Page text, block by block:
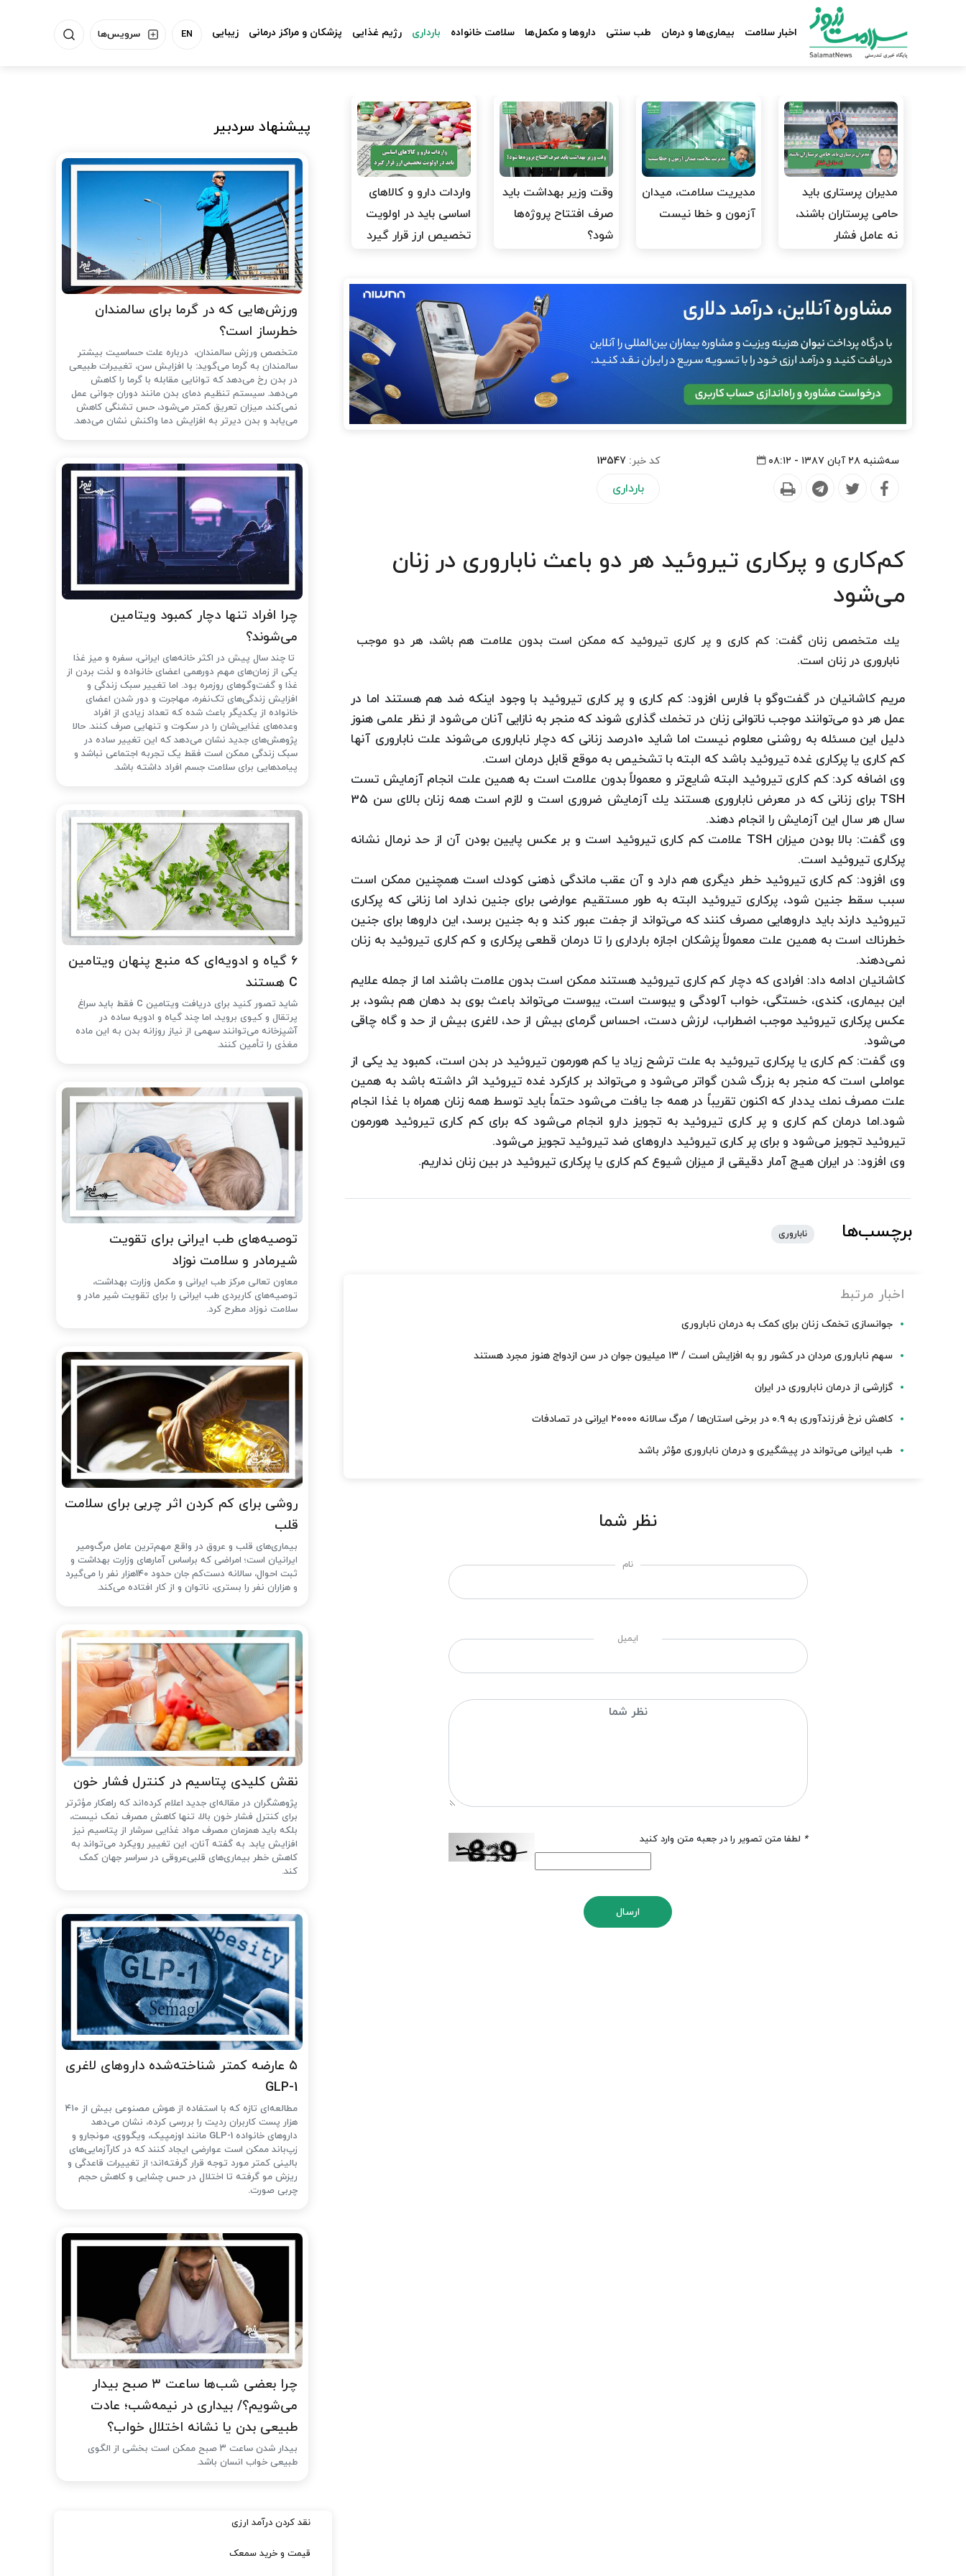
سرویس‌ها EN اخبار سلامت بیماری‌ها و درمان طب سنتی داروها و مکمل‌ها سلامت خانواده بارداری رژیم غذایی پزشکان و مراکز درمانی زیبایی
مدیران پرستاری باید
حامی پرستاران باشند،
نه عامل فشار
مدیریت سلامت، میدان
آزمون و خطا نیست
وقت وزیر بهداشت باید
صرف افتتاح پروژه‌ها
شود؟
واردات دارو و کالاهای
اساسی باید در اولویت
تخصیص ارز قرار گیرد
سه‌شنبه ۲۸ آبان ۱۳۸۷ - ۰۸:۱۲ کد خبر:13547
بارداری
كم‌كاری و پركاری تیروئید هر دو باعث ناباروری در زنان
می‌شود
یك متخصص زنان گفت: كم كاری و پر كاری تیروئید كه ممكن است بدون علامت هم باشد، هر دو موجب
ناباروری در زنان است.
مریم كاشانیان در گفت‌وگو با فارس افزود: كم كاری و پر كاری تیروئید با وجود اینكه ضد هم هستند اما در
عمل هر دو می‌توانند موجب ناتوانی زنان در تخمك گذاری شوند كه منجر به نازایی آنان می‌شود از نظر علمی هنوز
دلیل این مسئله به روشنی معلوم نیست اما شاید 10درصد زنانی كه دچار ناباروری می‌شوند علت ناباروری آنها
كم كاری یا پركاری غده تیروئید باشد كه البته با تشخیص به موقع قابل درمان است.
وی اضافه كرد: كم كاری تیروئید البته شایع‌تر و معمولاً بدون علامت است به همین علت انجام آزمایش تست
TSH برای زنانی كه در معرض ناباروری هستند یك آزمایش ضروری است و لازم است همه زنان بالای سن 35
سال هر سال این آزمایش را انجام دهند.
وی گفت: بالا بودن میزان TSH علامت كم كاری تیروئید است و بر عكس پایین بودن آن از حد نرمال نشانه
پركاری تیروئید است.
وی افزود: كم كاری تیروئید خطر دیگری هم دارد و آن عقب ماندگی ذهنی كودك است همچنین ممكن است
سبب سقط جنین شود، پركاری تیروئید البته به طور مستقیم عوارضی برای جنین ندارد اما زنانی كه پركاری
تیروئید دارند باید داروهایی مصرف كنند كه می‌تواند از جفت عبور كند و به جنین برسد، این داروها برای جنین
خطرناك است به همین علت معمولاً پزشكان اجازه بارداری را تا درمان قطعی پركاری و كم كاری تیروئید به زنان
نمی‌دهند.
كاشانیان ادامه داد:‌ افرادی كه دچار كم كاری تیروئید هستند ممكن است بدون علامت باشند اما از جمله علایم
این بیماری، كندی، خستگی، خواب آ‌لودگی و یبوست است، یبوست می‌تواند باعث بوی بد دهان هم بشود،‌ بر
عكس پركاری تیروئید موجب اضطراب، لرزش دست، احساس گرمای بیش از حد، لاغری بیش از حد و گاه چاقی
می‌شود.
وی گفت: كم كاری یا پركاری تیروئید به علت ترشح زیاد یا كم هورمون تیروئید در بدن است، كمبود ید یكی از
عواملی است كه منجر به بزرگ شدن گواتر می‌شود و می‌تواند بر كاركرد غده تیروئید اثر داشته باشد به همین
علت مصرف نمك یددار كه اكنون تقریباً در همه جا یافت می‌شود حتماً باید توسط همه زنان همراه با غذا انجام
شود.اما درمان كم كاری و پر كاری تیروئید به تجویز دارو انجام می‌شود كه برای كم كاری تیروئید هورمون
تیروئید تجویز می‌شود و برای پر كاری تیروئید داروهای ضد تیروئید تجویز می‌شود.
وی افزود: در ایران هیچ آمار دقیقی از میزان شیوع كم كاری یا پركاری تیروئید در بین زنان نداریم.
برچسب‌ها ناباروری
اخبار مرتبط
جوانسازی تخمک زنان برای کمک به درمان ناباروری
سهم ناباروری مردان در کشور رو به افزایش است / ۱۳ میلیون جوان در سن ازدواج هنوز مجرد هستند
گزارشی از درمان ناباروری در ایران
کاهش نرخ فرزندآوری به ۰.۹ در برخی استان‌ها / مرگ سالانه ۲۰۰۰۰ ایرانی در تصادفات
طب ایرانی می‌تواند در پیشگیری و درمان ناباروری مؤثر باشد
نظر شما
نام
ایمیل
* لطفا متن تصویر را در جعبه متن وارد کنید
ارسال
پیشنهاد سردبیر
ورزش‌هایی که در گرما برای سالمندان
خطرساز است؟
متخصص ورزش سالمندان، درباره علت حساسیت بیشتر
سالمندان به گرما می‌گوید: با افزایش سن، تغییرات طبیعی
در بدن رخ می‌دهد که توانایی مقابله با گرما را کاهش
می‌دهد. سیستم تنظیم دمای بدن مانند دوران جوانی عمل
نمی‌کند، میزان تعریق کمتر می‌شود، حس تشنگی کاهش
می‌یابد و بدن دیرتر به افزایش دما واکنش نشان می‌دهد.
چرا افراد تنها دچار کمبود ویتامین
می‌شوند؟
تا چند سال پیش در اکثر خانه‌های ایرانی، سفره و میز غذا
یکی از زمان‌های مهم دورهمی اعضای خانواده و لذت بردن از
غذا و گفت‌وگوهای روزمره بود. اما تغییر سبک زندگی و
افزایش زندگی‌های تک‌نفره، مهاجرت و دور شدن اعضای
خانواده از یکدیگر باعث شده که تعداد زیادی از افراد
وعده‌های غذایی‌شان را در سکوت و تنهایی صرف کنند. حالا
پژوهش‌های جدید نشان می‌دهد که این تغییر ساده در
سبک زندگی ممکن است فقط یک تجربه اجتماعی نباشد و
پیامدهایی برای سلامت جسم افراد داشته باشد.
۶ گیاه و ادویه‌ای که منبع پنهان ویتامین
C هستند
شاید تصور کنید برای دریافت ویتامین C فقط باید سراغ
پرتقال و کیوی بروید، اما چند گیاه و ادویه ساده در
آشپزخانه می‌توانند سهمی از نیاز روزانه بدن به این ماده
مغذی را تأمین کنند.
توصیه‌های طب ایرانی برای تقویت
شیرمادر و سلامت نوزاد
معاون تعالی مرکز طب ایرانی و مکمل وزارت بهداشت،
توصیه‌های کاربردی طب ایرانی را برای تقویت شیر مادر و
سلامت نوزاد مطرح کرد.
روشی برای کم کردن اثر چربی برای سلامت
قلب
بیماری‌های قلب و عروق در واقع مهم‌ترین عامل مرگ‌ومیر
ایرانیان است؛ امراضی که براساس آمارهای وزارت بهداشت و
ثبت احوال، سالانه دست‌کم جان حدود 140هزار نفر را می‌گیرد
و هزاران نفر را بستری، ناتوان و از کار افتاده می‌کند.
نقش کلیدی پتاسیم در کنترل فشار خون
پژوهشگران در مقاله‌ای جدید اعلام کرده‌اند که راهکار مؤثرتر
برای کنترل فشار خون بالا، تنها کاهش مصرف نمک نیست،
بلکه باید همزمان مصرف مواد غذایی سرشار از پتاسیم نیز
افزایش یابد. به گفته آنان، این تغییر رویکرد می‌تواند به
کاهش خطر بیماری‌های قلبی‌عروقی در سراسر جهان کمک
کند.
۵ عارضه کمتر شناخته‌شده داروهای لاغری
GLP-1
مطالعه‌ای تازه که با استفاده از هوش مصنوعی بیش از ۴۱۰
هزار پست کاربران ردیت را بررسی کرده، نشان می‌دهد
داروهای خانواده GLP-1 مانند اوزمپیک، ویگووی، مونجارو و
زپ‌باند ممکن است عوارضی ایجاد کنند که در کارآزمایی‌های
بالینی کمتر مورد توجه قرار گرفته‌اند؛ از تغییرات قاعدگی و
ریزش مو گرفته تا اختلال در حس چشایی و کاهش حجم
چربی صورت.
چرا بعضی شب‌ها ساعت ۳ صبح بیدار
می‌شویم؟/ بیداری در نیمه‌شب؛ عادت
طبیعی بدن یا نشانه اختلال خواب؟
بیدار شدن ساعت ۳ صبح ممکن است بخشی از الگوی
طبیعی خواب انسان باشد.
نقد کردن درآمد ارزی
قیمت و خرید سمعک